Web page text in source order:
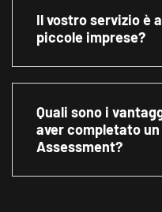
Il vostro servizio è
piccole imprese?
Quali sono i
aver completato
Assessment?